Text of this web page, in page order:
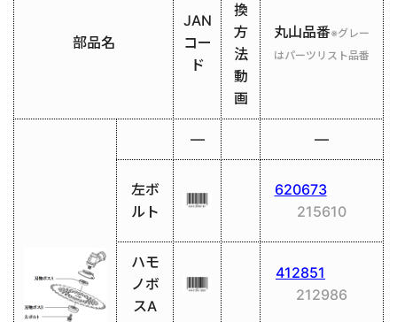
部品名
JAN
コー
ド
換
方
法
動
画
丸山品番※グレー
はパーツリスト品番
― ―
左ボ
ルト
620673
215610
ハモ
ノボ
スA
412851
212986